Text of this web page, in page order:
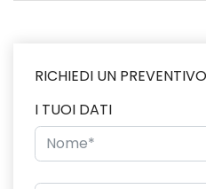
RICHIEDI UN PREVENTIVO
I TUOI DATI